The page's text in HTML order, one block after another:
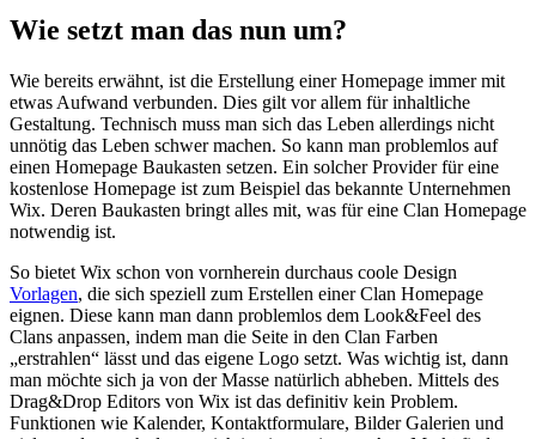
Wie setzt man das nun um?
Wie bereits erwähnt, ist die Erstellung einer Homepage immer mit
etwas Aufwand verbunden. Dies gilt vor allem für inhaltliche
Gestaltung. Technisch muss man sich das Leben allerdings nicht
unnötig das Leben schwer machen. So kann man problemlos auf
einen Homepage Baukasten setzen. Ein solcher Provider für eine
kostenlose Homepage ist zum Beispiel das bekannte Unternehmen
Wix. Deren Baukasten bringt alles mit, was für eine Clan Homepage
notwendig ist.
So bietet Wix schon von vornherein durchaus coole Design
Vorlagen, die sich speziell zum Erstellen einer Clan Homepage
eignen. Diese kann man dann problemlos dem Look&Feel des
Clans anpassen, indem man die Seite in den Clan Farben
„erstrahlen“ lässt und das eigene Logo setzt. Was wichtig ist, dann
man möchte sich ja von der Masse natürlich abheben. Mittels des
Drag&Drop Editors von Wix ist das definitiv kein Problem.
Funktionen wie Kalender, Kontaktformulare, Bilder Galerien und